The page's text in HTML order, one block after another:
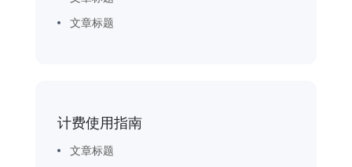
文章标题
计费使用指南
文章标题